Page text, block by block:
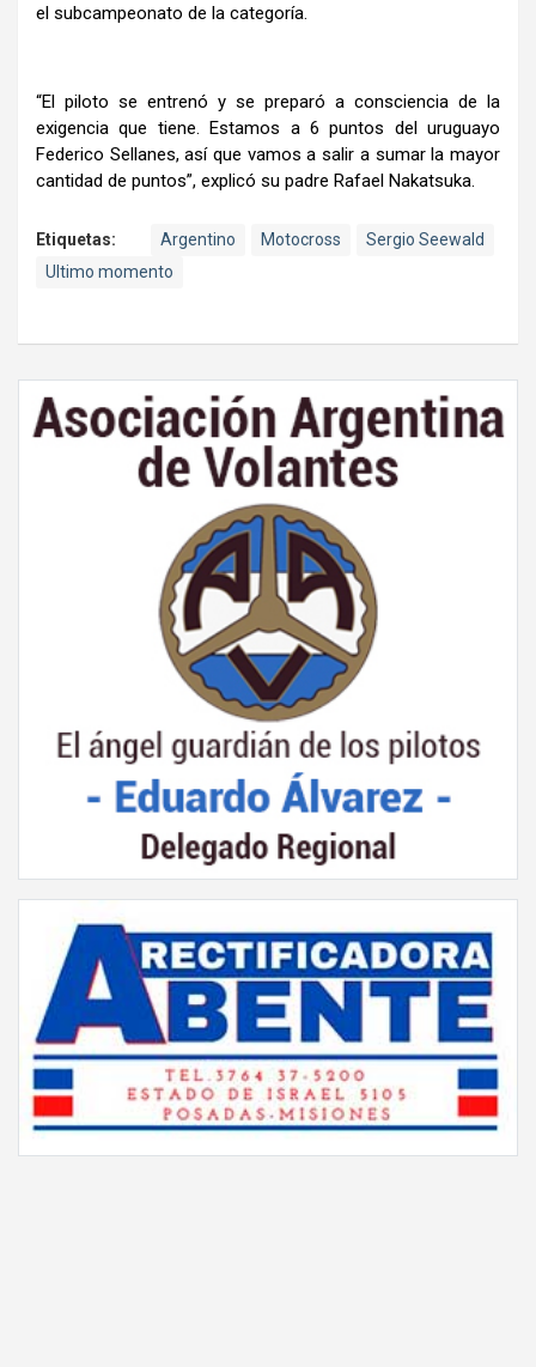
el subcampeonato de la categoría.
“El piloto se entrenó y se preparó a consciencia de la
exigencia que tiene. Estamos a 6 puntos del uruguayo
Federico Sellanes, así que vamos a salir a sumar la mayor
cantidad de puntos”, explicó su padre Rafael Nakatsuka.
Etiquetas: Argentino Motocross
Sergio Seewald
Ultimo momento